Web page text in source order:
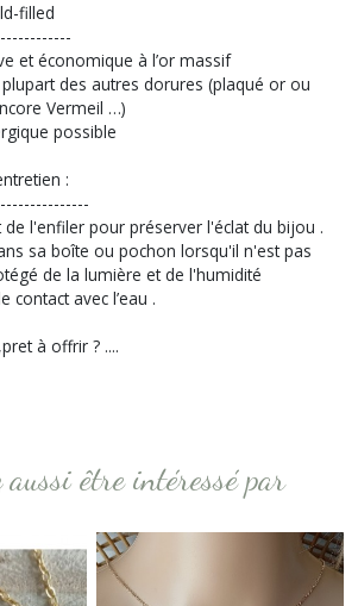
filled
et économique à l’or massif
des autres dorures (plaqué or ou
Vermeil …)
possible
:
l'enfiler pour préserver l'éclat du bijou .
sa boîte ou pochon lorsqu'il n'est pas
de la lumière et de l'humidité
contact avec l’eau .
à offrir ? ....
être intéressé par